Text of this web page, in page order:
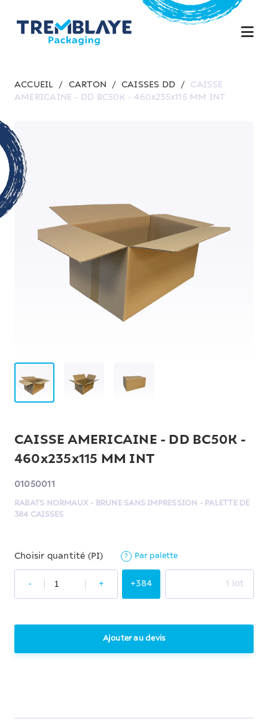
ACCUEIL / CARTON / CAISSES DD /
CAISSE
AMERICAINE - DD BC50K - 460x235x115 MM INT
CAISSE AMERICAINE - DD BC50K -
460x235x115 MM INT
01050011
RABATS NORMAUX - BRUNE SANS IMPRESSION - PALETTE DE
384 CAISSES
Choisir quantité (PI) ? Par palette
- + +384 1 lot
Ajouter au devis